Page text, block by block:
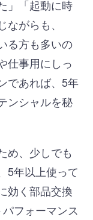
」「起動に時
がらも、
る方も多いの
仕事用にしっ
であれば、5年
ンシャルを秘
め、少しでも
5年以上使って
効く部品交換
フォーマンス